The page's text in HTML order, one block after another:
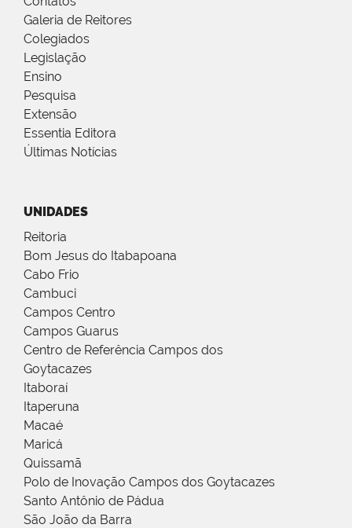
Galeria de Reitores
Colegiados
Legislação
Ensino
Pesquisa
Extensão
Essentia Editora
Últimas Notícias
UNIDADES
Reitoria
Bom Jesus do Itabapoana
Cabo Frio
Cambuci
Campos Centro
Campos Guarus
Centro de Referência Campos dos
Goytacazes
Itaboraí
Itaperuna
Macaé
Maricá
Quissamã
Polo de Inovação Campos dos Goytacazes
Santo Antônio de Pádua
São João da Barra